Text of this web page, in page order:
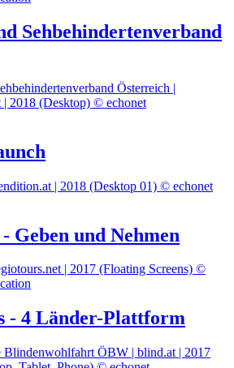
Sehbehindertenverband
Geben und Nehmen
- 4 Länder-Plattform